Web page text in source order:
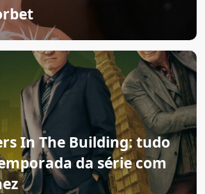
In The Building: tudo
da série com